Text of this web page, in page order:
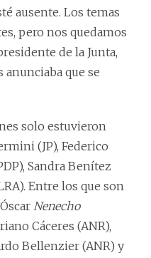
ausente. Los temas
pero nos quedamos
de la Junta,
que se
solo estuvieron
(JP), Federico
Sandra Benítez
Entre los que son
Nenecho
Cáceres (ANR),
Bellenzier (ANR) y